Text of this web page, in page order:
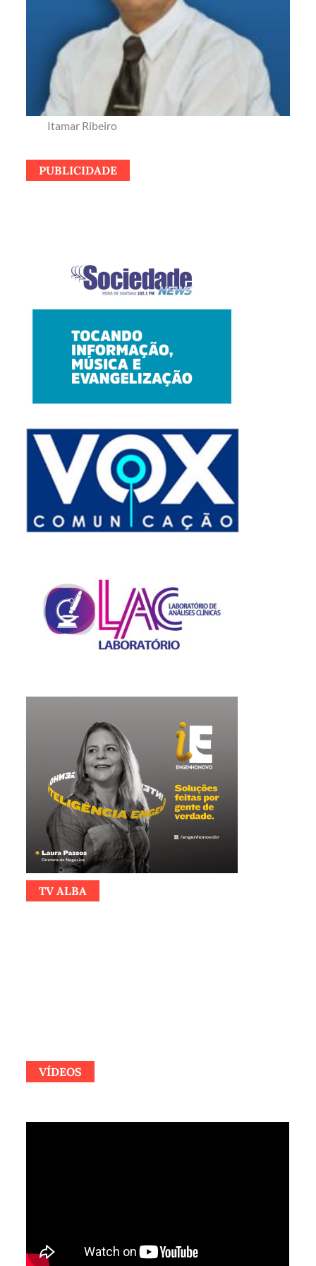
Itamar Ribeiro
PUBLICIDADE
TV ALBA
VÍDEOS